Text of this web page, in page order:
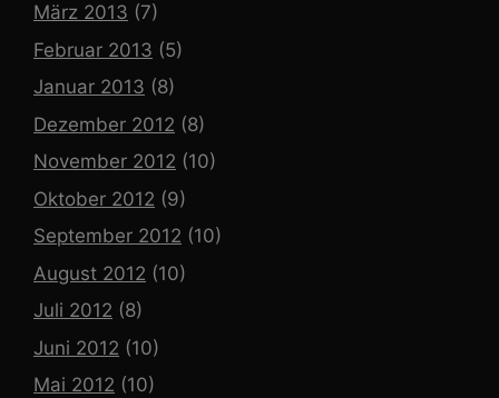
März 2013 (7)
Februar 2013 (5)
Januar 2013 (8)
Dezember 2012 (8)
November 2012 (10)
Oktober 2012 (9)
September 2012 (10)
August 2012 (10)
Juli 2012 (8)
Juni 2012 (10)
Mai 2012 (10)